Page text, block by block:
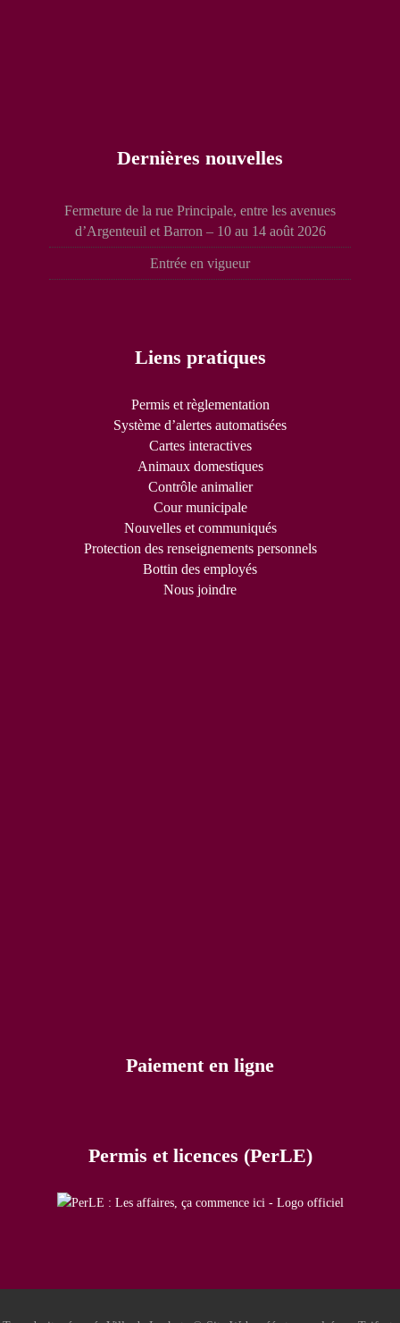
Dernières nouvelles
Fermeture de la rue Principale, entre les avenues
d’Argenteuil et Barron – 10 au 14 août 2026
Entrée en vigueur
Liens pratiques
Permis et règlementation
Système d’alertes automatisées
Cartes interactives
Animaux domestiques
Contrôle animalier
Cour municipale
Nouvelles et communiqués
Protection des renseignements personnels
Bottin des employés
Nous joindre
Paiement en ligne
Permis et licences (PerLE)